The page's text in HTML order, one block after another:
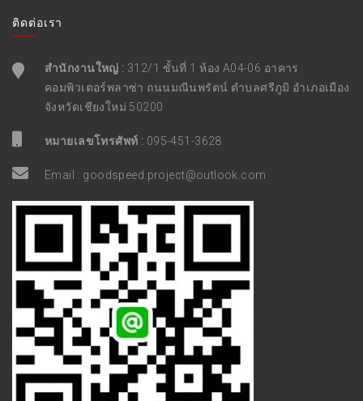
ติดต่อเรา
สำนักงานใหญ่ : 312/1 ชั้นที่ 1 ห้อง A04-06 อาคาร
คอมพิวเตอร์พลาซ่า ถนนมณีนพรัตน์ ตำบลศรีภูมิ อำเภอเมือง
จังหวัดเชียงใหม่ 50200
หมายเลขโทรศัพท์ : 095-451-3628
Email : goodspeed.project@outlook.com